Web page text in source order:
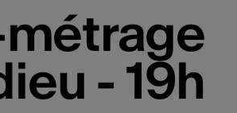
métrage
- 19h
métrage
- 19h